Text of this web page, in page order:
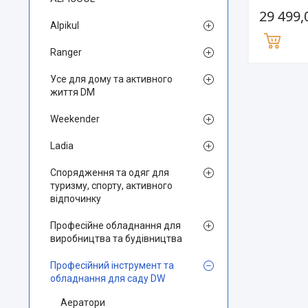
29
Alpikul
Ranger
Усе для дому та активного
життя DM
Weekender
Ladia
Спорядження та одяг для
туризму, спорту, активного
відпочинку
Професійне обладнання для
виробництва та будівництва
Професійний інструмент та
обладнання для саду DW
Аератори